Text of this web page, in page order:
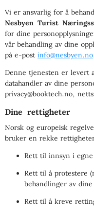
Vi er ansvarlig for å
Nesbyen Turist
for dine
vår behandling av dine
på e-post info@nesbyen.no
Denne tjenesten er levert
datahandler av dine
privacy@booktech.no,
Dine rettigheter
Norsk og europeisk
bruker en rekke
Rett til innsyn i
Rett til å protestere
behandlinger av
Rett til å kreve